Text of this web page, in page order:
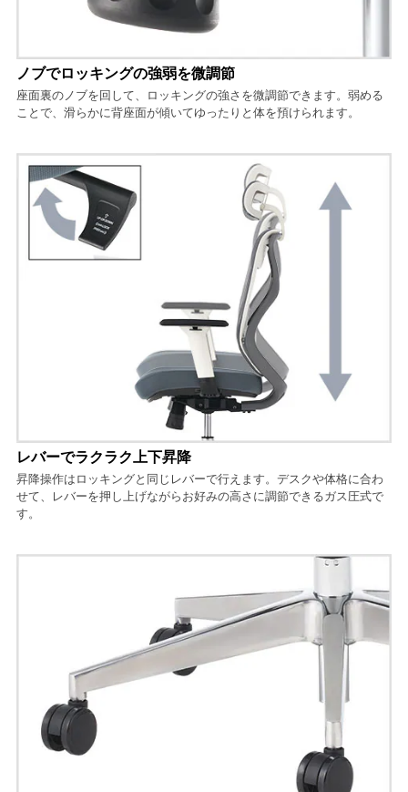
ノブでロッキングの強弱を微調節
座面裏のノブを回して、ロッキングの強さを微調節できます。弱める
ことで、滑らかに背座面が傾いてゆったりと体を預けられます。
レバーでラクラク上下昇降
昇降操作はロッキングと同じレバーで行えます。デスクや体格に合わ
せて、レバーを押し上げながらお好みの高さに調節できるガス圧式で
す。